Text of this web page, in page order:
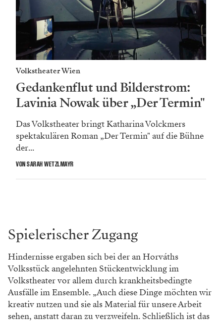
Volkstheater Wien
Gedankenflut und Bilderstrom:
Lavinia Nowak über „Der Termin"
Das Volkstheater bringt Katharina Volckmers
spektakulären Roman „Der Termin" auf die Bühne
der...
VON SARAH WETZLMAYR
Spielerischer Zugang
Hindernisse ergaben sich bei der an Horváths
Volksstück angelehnten Stückentwicklung im
Volkstheater vor allem durch krankheitsbedingte
Ausfälle im Ensemble. „Auch diese Dinge möchten wir
kreativ nutzen und sie als Material für unsere Arbeit
sehen, anstatt daran zu verzweifeln. Schließlich ist das